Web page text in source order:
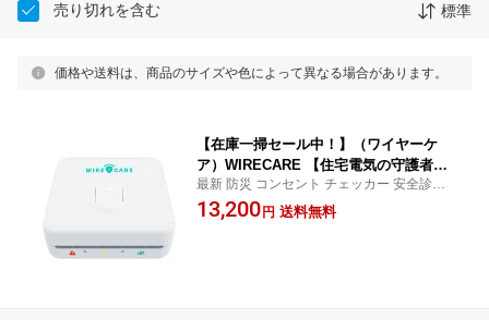
売り切れを含む 標準
価格や送料は、商品のサイズや色によって異なる場合があります。
【在庫一掃セール中！】（ワイヤーケ
ア）WIRECARE 【住宅電気の守護者】
コンセントチェッカー コンセント劣化
による火災を未然に防ぐ 専門知識不要 1
最新 防災 コンセント チェッカー 安全診断
軽量 コンパクト WIRECARE BROOK 家電
や配線の劣化を10秒で測定 火災リスクを未
13,200 円 送料無料